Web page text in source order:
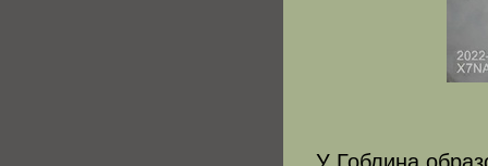
У Гоблина